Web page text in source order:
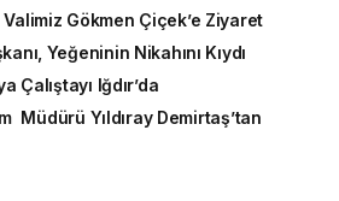
Gökmen Çiçek’e Ziyaret
Yeğeninin Nikahını Kıydı
Çalıştayı Iğdır’da
Müdürü Yıldıray Demirtaş’tan